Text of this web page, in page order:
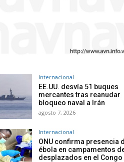
Internacional
EE.UU. desvía 51 buques
mercantes tras reanudar
bloqueo naval a Irán
agosto 7, 2026
Internacional
ONU confirma presencia
ébola en campamentos
desplazados en el Congo